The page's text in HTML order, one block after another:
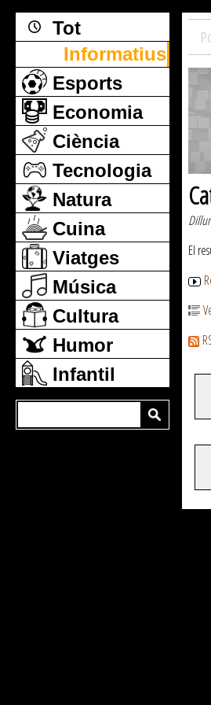
Tot
Informatius
Esports
Economia
Ciència
Tecnologia
Natura
Cuina
Viatges
Música
Cultura
Humor
Infantil
El